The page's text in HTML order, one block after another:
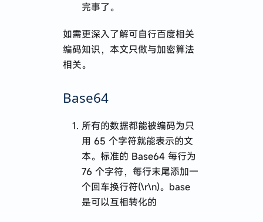
完事了。
如需更深入了解可自行百度相关
编码知识，本文只做与加密算法
相关。
Base64
所有的数据都能被编码为只
用 65 个字符就能表示的文
本。标准的 Base64 每行为
76 个字符，每行末尾添加一
个回车换行符(\r\n)。base
是可以互相转化的